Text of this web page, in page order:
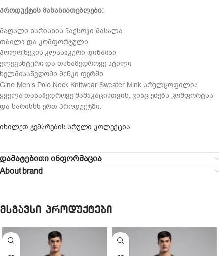
პროდუქტის მახასიათებლები:
მაღალი ხარისხის ნაქსოვი მასალა
თბილი და კომფორტული
პოლო ნეკის კლასიკური დიზაინი
ელეგანტური და თანამედროვე სტილი
ხელმისაწვდომი მინკი ფერში
Gino Men’s Polo Neck Knitwear Sweater Mink სრულყოფილია
ყველა თანამედროვე მამაკაცისთვის, ვინც ეძებს კომფორტსა
და ხარისხს ერთ პროდუქტში.
იხილეთ ჯემპრების სრული კოლექცია
დამატებითი ინფორმაცია
About brand
მსგავსი პროდუქტები